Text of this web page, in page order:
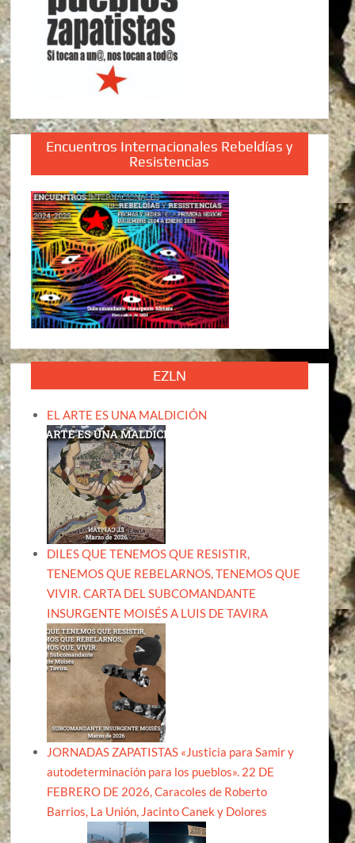
Encuentros Internacionales Rebeldías y
Resistencias
EZLN
EL ARTE ES UNA MALDICIÓN
DILES QUE TENEMOS QUE RESISTIR,
TENEMOS QUE REBELARNOS, TENEMOS QUE
VIVIR. CARTA DEL SUBCOMANDANTE
INSURGENTE MOISÉS A LUIS DE TAVIRA
JORNADAS ZAPATISTAS «Justicia para Samir y
autodeterminación para los pueblos». 22 DE
FEBRERO DE 2026, Caracoles de Roberto
Barrios, La Unión, Jacinto Canek y Dolores